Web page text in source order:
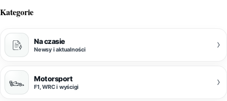
Kategorie
Na czasie
Newsy i aktualności ›
Motorsport
F1, WRC i wyścigi ›